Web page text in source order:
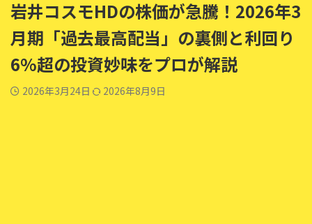
岩井コスモHDの株価が急騰！2026年3
月期「過去最高配当」の裏側と利回り
6%超の投資妙味をプロが解説
2026年3月24日 2026年8月9日